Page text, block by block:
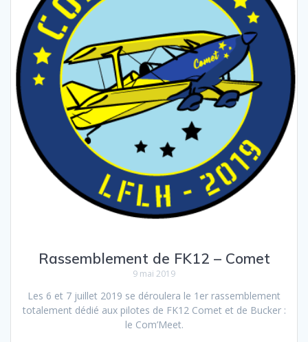
Rassemblement de FK12 – Comet
9 mai 2019
Les 6 et 7 juillet 2019 se déroulera le 1er rassemblement
totalement dédié aux pilotes de FK12 Comet et de Bucker :
le Com’Meet.